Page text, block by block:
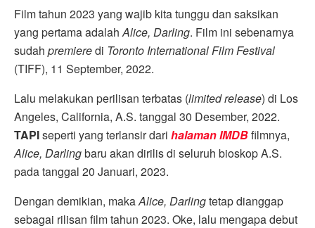
Film tahun 2023 yang wajib kita tunggu dan saksikan
yang pertama adalah Alice, Darling. Film ini sebenarnya
sudah premieredi Toronto International Film Festival
(TIFF), 11 September, 2022.
Lalu melakukan perilisan terbatas (limited release) di Los
Angeles, California, A.S. tanggal 30 Desember, 2022.
TAPIseperti yang terlansir dari halaman IMDBfilmnya,
Alice, Darlingbaru akan dirilis di seluruh bioskop A.S.
pada tanggal 20 Januari, 2023.
Dengan demikian, makaAlice, Darlingtetap dianggap
sebagai rilisan film tahun 2023. Oke, lalu mengapa debut